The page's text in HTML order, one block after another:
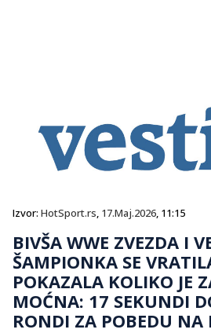
Izvor: HotSport.rs, 17.Maj.2026, 11:15
BIVŠA WWE ZVEZDA I
ŠAMPIONKA SE
POKAZALA KOLIKO JE
MOĆNA: 17 SEKUNDI
RONDI ZA POBEDU NA